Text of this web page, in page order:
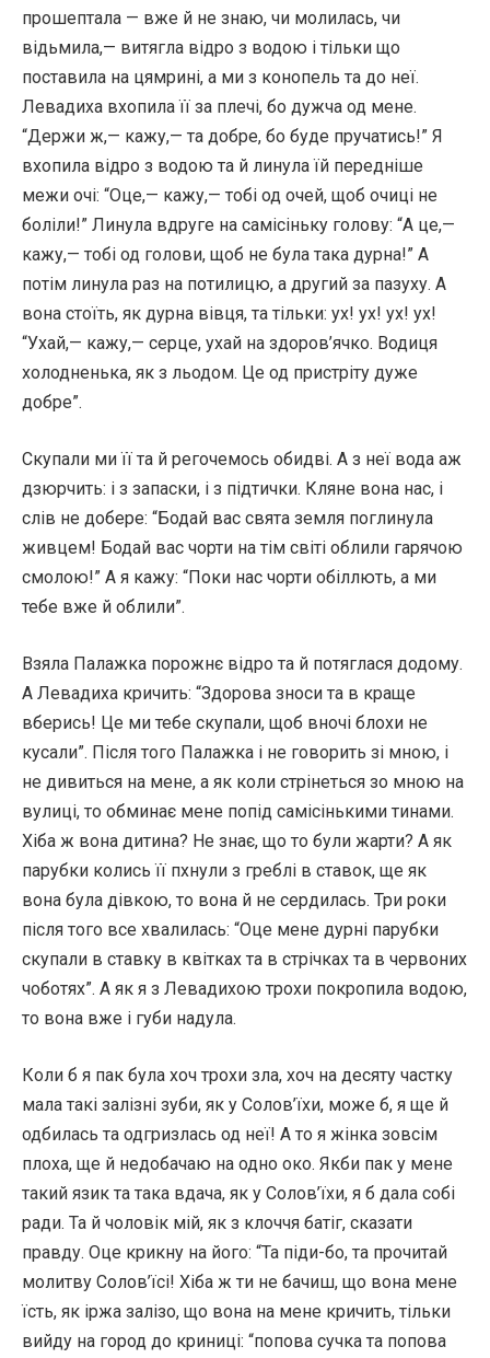
прошептала — вже й не знаю, чи молилась, чи
відьмила,— витягла відро з водою і тільки що
поставила на цямрині, а ми з конопель та до неї.
Левадиха вхопила її за плечі, бо дужча од мене.
“Держи ж,— кажу,— та добре, бо буде пручатись!” Я
вхопила відро з водою та й линула їй передніше
межи очі: “Оце,— кажу,— тобі од очей, щоб очиці не
боліли!” Линула вдруге на самісіньку голову: “А це,—
кажу,— тобі од голови, щоб не була така дурна!” А
потім линула раз на потилицю, а другий за пазуху. А
вона стоїть, як дурна вівця, та тільки: ух! ух! ух! ух!
“Ухай,— кажу,— серце, ухай на здоров’ячко. Водиця
холодненька, як з льодом. Це од пристріту дуже
добре”.
Скупали ми її та й регочемось обидві. А з неї вода аж
дзюрчить: і з запаски, і з підтички. Кляне вона нас, і
слів не добере: “Бодай вас свята земля поглинула
живцем! Бодай вас чорти на тім світі облили гарячою
смолою!” А я кажу: “Поки нас чорти обіллють, а ми
тебе вже й облили”.
Взяла Палажка порожнє відро та й потяглася додому.
А Левадиха кричить: “Здорова зноси та в краще
вберись! Це ми тебе скупали, щоб вночі блохи не
кусали”. Після того Палажка і не говорить зі мною, і
не дивиться на мене, а як коли стрінеться зо мною на
вулиці, то обминає мене попід самісінькими тинами.
Хіба ж вона дитина? Не знає, що то були жарти? А як
парубки колись її пхнули з греблі в ставок, ще як
вона була дівкою, то вона й не сердилась. Три роки
після того все хвалилась: “Оце мене дурні парубки
скупали в ставку в квітках та в стрічках та в червоних
чоботях”. А як я з Левадихою трохи покропила водою,
то вона вже і губи надула.
Коли б я пак була хоч трохи зла, хоч на десяту частку
мала такі залізні зуби, як у Солов’їхи, може б, я ще й
одбилась та одгризлась од неї! А то я жінка зовсім
плоха, ще й недобачаю на одно око. Якби пак у мене
такий язик та така вдача, як у Солов’їхи, я б дала собі
ради. Та й чоловік мій, як з клоччя батіг, сказати
правду. Оце крикну на його: “Та піди-бо, та прочитай
молитву Солов’їсі! Хіба ж ти не бачиш, що вона мене
їсть, як іржа залізо, що вона на мене кричить, тільки
вийду на город до криниці: “попова сучка та попова